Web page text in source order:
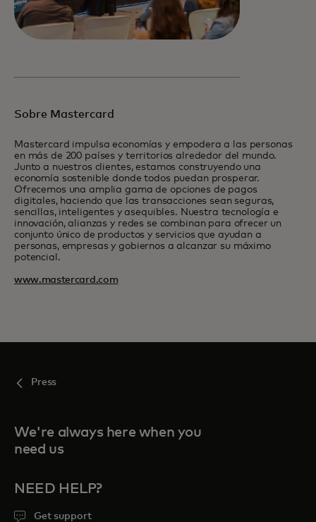
Sobre Mastercard
Mastercard impulsa economías y empodera a las personas
en más de 200 países y territorios alrededor del mundo.
Junto a nuestros clientes, estamos construyendo una
economía sostenible donde todos puedan prosperar.
Ofrecemos una amplia gama de opciones de pagos
digitales, haciendo que las transacciones sean seguras,
sencillas, inteligentes y asequibles. Nuestra tecnología e
innovación, alianzas y redes se combinan para ofrecer un
conjunto único de productos y servicios que ayudan a
personas, empresas y gobiernos a alcanzar su máximo
potencial.
www.mastercard.com
Press
We're always here when you
need us
NEED HELP?
Get support